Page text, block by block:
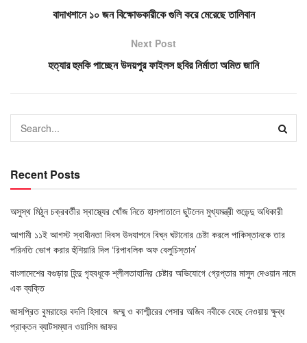
বাদাখশানে ১০ জন বিক্ষোভকারীকে গুলি করে মেরেছে তালিবান
Next Post
হত্যার হুমকি পাচ্ছেন উদয়পুর ফাইলস ছবির নির্মাতা অমিত জানি
Recent Posts
অসুস্থ মিঠুন চক্রবর্তীর স্বাস্থ্যের খোঁজ নিতে হাসপাতালে ছুটলেন মুখ্যমন্ত্রী শুভেন্দু অধিকারী
আগামী ১১ই আগস্ট স্বাধীনতা দিবস উদযাপনে বিঘ্ন ঘটানোর চেষ্টা করলে পাকিস্তানকে তার
পরিনতি ভোগ করার হুঁশিয়ারি দিল ‘রিপাবলিক অফ বেলুচিস্তান’
বাংলাদেশের বগুড়ায় হিন্দু গৃহবধূকে শ্লীলতাহানির চেষ্টার অভিযোগে গ্রেপ্তার মাসুদ দেওয়ান নামে
এক ব্যক্তি
জাসপ্রিত বুমরাহের বদলি হিসাবে জম্মু ও কাশ্মীরের পেসার অজিব নবীকে বেছে নেওয়ায় ক্ষুব্ধ
প্রাক্তন ব্যাটসম্যান ওয়াসিম জাফর